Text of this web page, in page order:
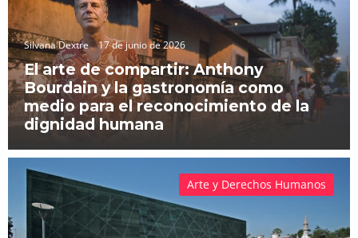
Silvana Dextre 17 de junio de 2026
El arte de compartir: Anthony
Bourdain y la gastronomía como
medio para el reconocimiento de la
dignidad humana
Arte y Derechos Humanos